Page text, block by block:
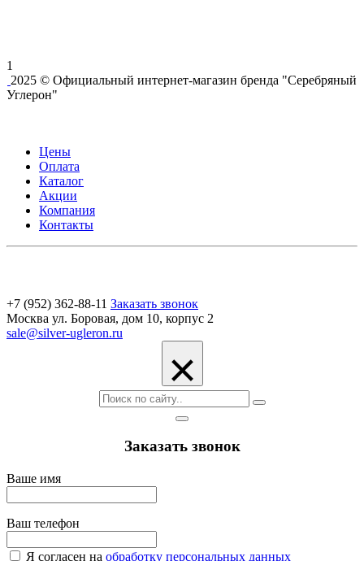
1
2025 © Официальный интернет-магазин бренда "Серебряный
Углерон"
Цены
Оплата
Каталог
Акции
Компания
Контакты
+7 (952) 362-88-11 Заказать звонок
Москва ул. Боровая, дом 10, корпус 2
sale@silver-ugleron.ru
×
Заказать звонок
Ваше имя
Ваш телефон
Я согласен на обработку персональных данных